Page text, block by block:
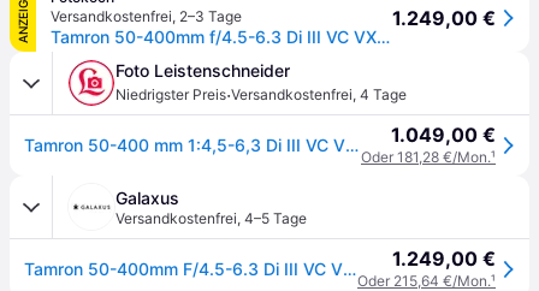
ANZEIGE
Versandkostenfrei, 2–3 Tage
Tamron 50-400mm f/4.5-6.3 Di III VC VXD Nikon Z
1.249,00 €
Foto Leistenschneider
Niedrigster Preis·Versandkostenfrei, 4 Tage
Tamron 50-400 mm 1:4,5-6,3 Di III VC VXD Nikon Z 1.049,00 €
Oder 181,28 €/Mon.¹
Galaxus
Versandkostenfrei, 4–5 Tage
Tamron 50-400mm F/4.5-6.3 Di III VC VXD, Nikon Z (Nikon Z, Vollformat), Objektiv, Schwarz 1.249,00 €
Oder 215,64 €/Mon.¹